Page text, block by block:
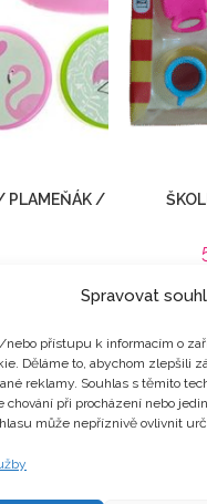
Spravovat
nebo přístupu k informacím o
Děláme to, abychom zlepšili
reklamy. Souhlas s těmito
chování při procházení nebo
může nepříznivě ovlivnit
PLAMEŇÁK /